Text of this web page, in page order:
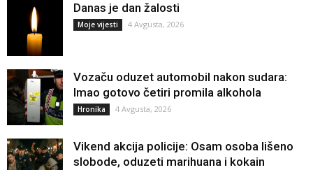
Danas je dan žalosti
Moje vijesti 4 Avgusta, 2026
Vozaču oduzet automobil nakon sudara:
Imao gotovo četiri promila alkohola
Hronika 4 Avgusta, 2026
Vikend akcija policije: Osam osoba lišeno
slobode, oduzeti marihuana i kokain